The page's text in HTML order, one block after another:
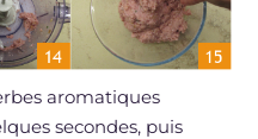
aromatiques
secondes, puis